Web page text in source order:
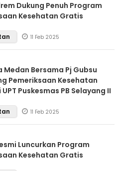
Dukung Penuh Program
Kesehatan Gratis
11 Feb 2025
Bersama Pj Gubsu
Pemeriksaan Kesehatan
Puskesmas PB Selayang II
11 Feb 2025
Luncurkan Program
Kesehatan Gratis